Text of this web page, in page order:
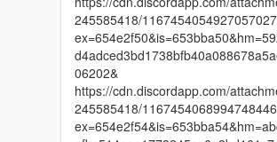
245585418/
06202&
https://cdn.discordapp.com/
245585418/